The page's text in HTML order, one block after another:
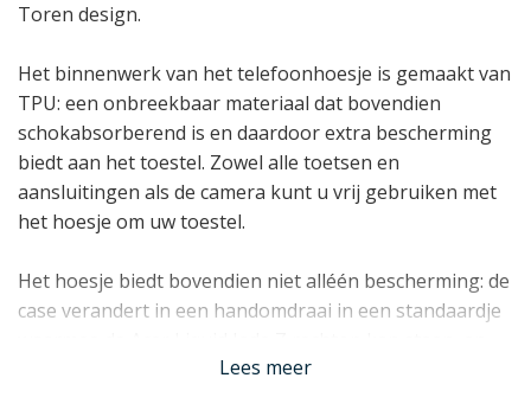
Toren design.
Het binnenwerk van het telefoonhoesje is gemaakt van
TPU: een onbreekbaar materiaal dat bovendien
schokabsorberend is en daardoor extra bescherming
biedt aan het toestel. Zowel alle toetsen en
aansluitingen als de camera kunt u vrij gebruiken met
het hoesje om uw toestel.
Het hoesje biedt bovendien niet alléén bescherming: de
case verandert in een handomdraai in een standaardje
dankzij meerdere vakjes kunt u eenvoudig pasjes,
Lees meer